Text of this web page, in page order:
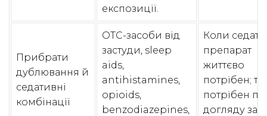
експозиції.
Прибрати
дублювання й
седативні
комбінації
OTC-засоби від
застуди, sleep
aids,
antihistamines,
opioids,
benzodiazepines,
Коли
препарат
життєво
потрібен;
потрібен
догляду за